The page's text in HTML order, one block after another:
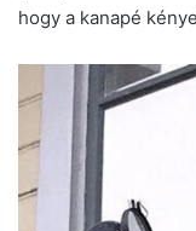
hogy a kanapé